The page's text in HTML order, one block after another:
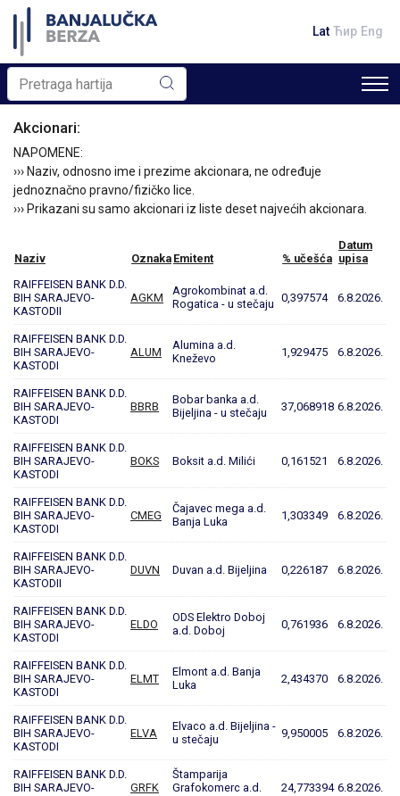
Lat Ћир Eng
Akcionari:
NAPOMENE:
››› Naziv, odnosno ime i prezime akcionara, ne određuje
jednoznačno pravno/fizičko lice.
››› Prikazani su samo akcionari iz liste deset najvećih akcionara.
Naziv Oznaka Emitent % učešća
Datum
upisa
RAIFFEISEN BANK D.D.
BIH SARAJEVO-
KASTODII
AGKM
Agrokombinat a.d.
Rogatica - u stečaju 0,397574 6.8.2026.
RAIFFEISEN BANK D.D.
BIH SARAJEVO-
KASTODI
ALUM
Alumina a.d.
Kneževo
1,929475 6.8.2026.
RAIFFEISEN BANK D.D.
BIH SARAJEVO-
KASTODI
BBRB
Bobar banka a.d.
Bijeljina - u stečaju
37,068918 6.8.2026.
RAIFFEISEN BANK D.D.
BIH SARAJEVO-
KASTODI
BOKS Boksit a.d. Milići 0,161521 6.8.2026.
RAIFFEISEN BANK D.D.
BIH SARAJEVO-
KASTODI
CMEG
Čajavec mega a.d.
Banja Luka
1,303349 6.8.2026.
RAIFFEISEN BANK D.D.
BIH SARAJEVO-
KASTODII
DUVN Duvan a.d. Bijeljina 0,226187 6.8.2026.
RAIFFEISEN BANK D.D.
BIH SARAJEVO-
KASTODI
ELDO
ODS Elektro Doboj
a.d. Doboj
0,761936 6.8.2026.
RAIFFEISEN BANK D.D.
BIH SARAJEVO-
KASTODI
ELMT
Elmont a.d. Banja
Luka
2,434370 6.8.2026.
RAIFFEISEN BANK D.D.
BIH SARAJEVO-
KASTODI
ELVA
Elvaco a.d. Bijeljina -
u stečaju
9,950005 6.8.2026.
RAIFFEISEN BANK D.D.
BIH SARAJEVO-
GRFK
Štamparija
Grafokomerc a.d.
24,773394 6.8.2026.